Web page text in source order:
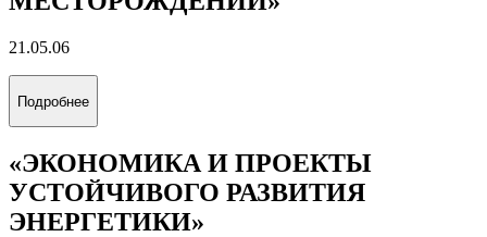
21.05.06
Подробнее
«ЭКОНОМИКА И ПРОЕКТЫ
УСТОЙЧИВОГО РАЗВИТИЯ
ЭНЕРГЕТИКИ»